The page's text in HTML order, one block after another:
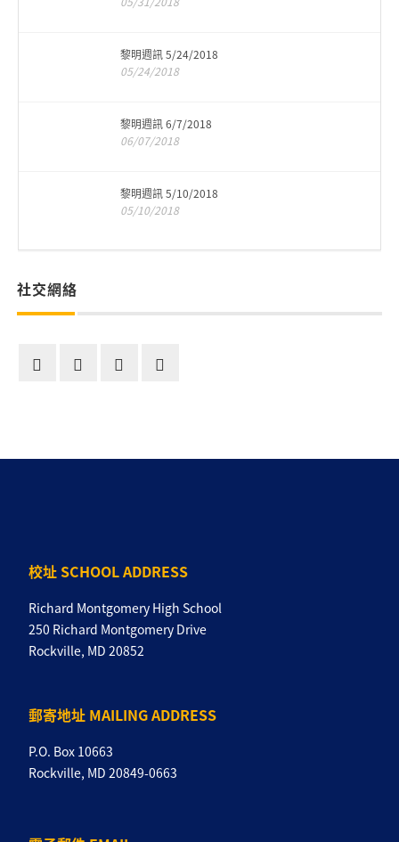
黎明週訊 5/24/2018
05/24/2018
黎明週訊 6/7/2018
06/07/2018
黎明週訊 5/10/2018
05/10/2018
社交網絡
校址 SCHOOL ADDRESS
Richard Montgomery High School
250 Richard Montgomery Drive
Rockville, MD 20852
郵寄地址 MAILING ADDRESS
P.O. Box 10663
Rockville, MD 20849-0663